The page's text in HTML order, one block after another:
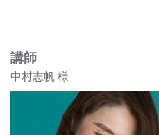
講師
中村志帆 様